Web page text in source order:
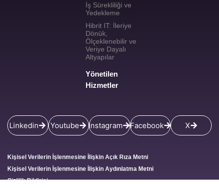
İş Sürekliliği ve
Yedekleme
Hibrit IT: İleriye
Dönük,
Ölçeklenebilir ve
Veriye Dayalı
Altyapılar
Yönetilen
Hizmetler
Linkedin Youtube Instagram Facebook X
Kişisel Verilerin İşlenmesine İlişkin Açık Rıza Metni
Kişisel Verilerin İşlenmesine İlişkin Aydınlatma Metni
Gizlilik Bildirisi